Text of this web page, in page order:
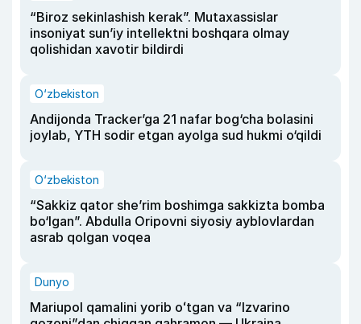
“Biroz sekinlashish kerak”. Mutaxassislar
insoniyat sun’iy intellektni boshqara olmay
qolishidan xavotir bildirdi
O‘zbekiston
Andijonda Tracker’ga 21 nafar bog‘cha bolasini
joylab, YTH sodir etgan ayolga sud hukmi o‘qildi
O‘zbekiston
“Sakkiz qator she’rim boshimga sakkizta bomba
bo‘lgan”. Abdulla Oripovni siyosiy ayblovlardan
asrab qolgan voqea
Dunyo
Mariupol qamalini yorib oʻtgan va “Izvarino